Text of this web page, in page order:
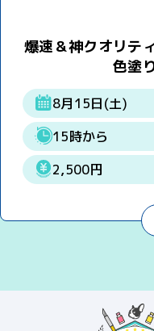
爆速＆神クオリテ
色塗
8月15日(土)
15時から
2,500円